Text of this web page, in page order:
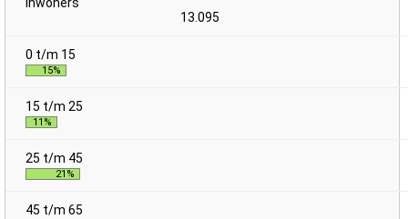
13.095
15%
11%
21%